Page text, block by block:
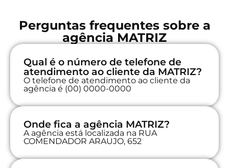
Perguntas frequentes sobre a
agência MATRIZ
Qual é o número de telefone de
atendimento ao cliente da MATRIZ?
O telefone de atendimento ao cliente da
agência é (00) 0000-0000
Onde fica a agência MATRIZ?
A agência está localizada na RUA
COMENDADOR ARAUJO, 652